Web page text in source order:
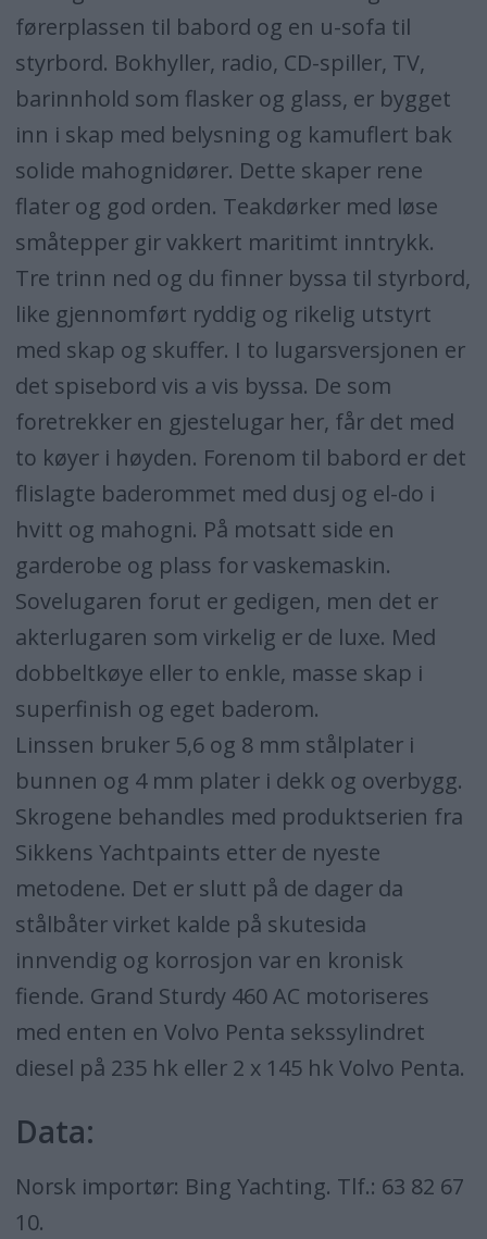
førerplassen til babord og en u-sofa til
styrbord. Bokhyller, radio, CD-spiller, TV,
barinnhold som flasker og glass, er bygget
inn i skap med belysning og kamuflert bak
solide mahognidører. Dette skaper rene
flater og god orden. Teakdørker med løse
småtepper gir vakkert maritimt inntrykk.
Tre trinn ned og du finner byssa til styrbord,
like gjennomført ryddig og rikelig utstyrt
med skap og skuffer. I to lugarsversjonen er
det spisebord vis a vis byssa. De som
foretrekker en gjestelugar her, får det med
to køyer i høyden. Forenom til babord er det
flislagte baderommet med dusj og el-do i
hvitt og mahogni. På motsatt side en
garderobe og plass for vaskemaskin.
Sovelugaren forut er gedigen, men det er
akterlugaren som virkelig er de luxe. Med
dobbeltkøye eller to enkle, masse skap i
superfinish og eget baderom.
Linssen bruker 5,6 og 8 mm stålplater i
bunnen og 4 mm plater i dekk og overbygg.
Skrogene behandles med produktserien fra
Sikkens Yachtpaints etter de nyeste
metodene. Det er slutt på de dager da
stålbåter virket kalde på skutesida
innvendig og korrosjon var en kronisk
fiende. Grand Sturdy 460 AC motoriseres
med enten en Volvo Penta sekssylindret
diesel på 235 hk eller 2 x 145 hk Volvo Penta.
Data:
Norsk importør: Bing Yachting. Tlf.: 63 82 67
10.